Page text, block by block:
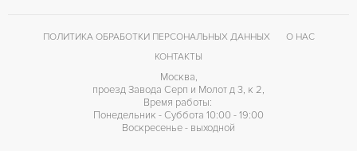
ПОЛИТИКА ОБРАБОТКИ ПЕРСОНАЛЬНЫХ ДАННЫХ
О НАС
КОНТАКТЫ
Москва,
проезд Завода Серп и Молот д 3, к 2,
Время работы:
Понедельник - Суббота 10:00 - 19:00
Воскресенье - выходной